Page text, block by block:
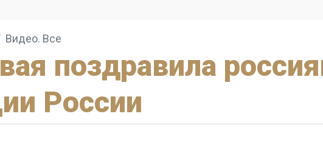
Видео. Все
поздравила
России